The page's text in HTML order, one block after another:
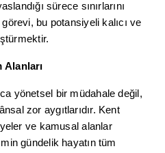
sürece sınırlarını
bu potansiyeli kalıcı ve
Alanları
yönetsel bir müdahale değil,
zor aygıtlarıdır. Kent
ve kamusal alanlar
gündelik hayatın tüm